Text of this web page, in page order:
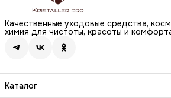
Качественные уходовые средства,
химия для чистоты, красоты и
Каталог